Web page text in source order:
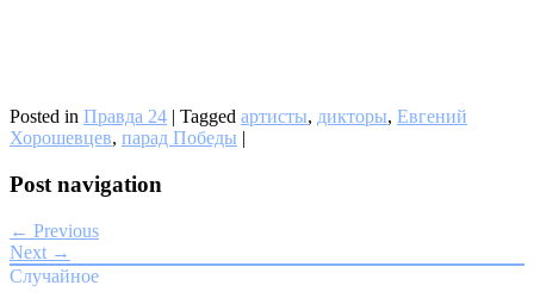
Posted in Правда 24 | Tagged артисты, дикторы, Евгений
Хорошевцев, парад Победы |
Post navigation
← Previous
Next →
Случайное